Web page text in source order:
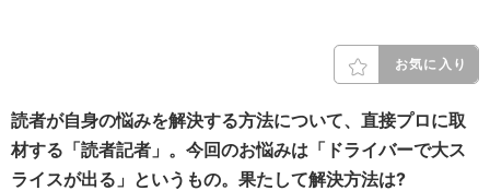
お気に入り
読者が自身の悩みを解決する方法について、直接プロに取
材する「読者記者」。今回のお悩みは「ドライバーで大ス
ライスが出る」というもの。果たして解決方法は?